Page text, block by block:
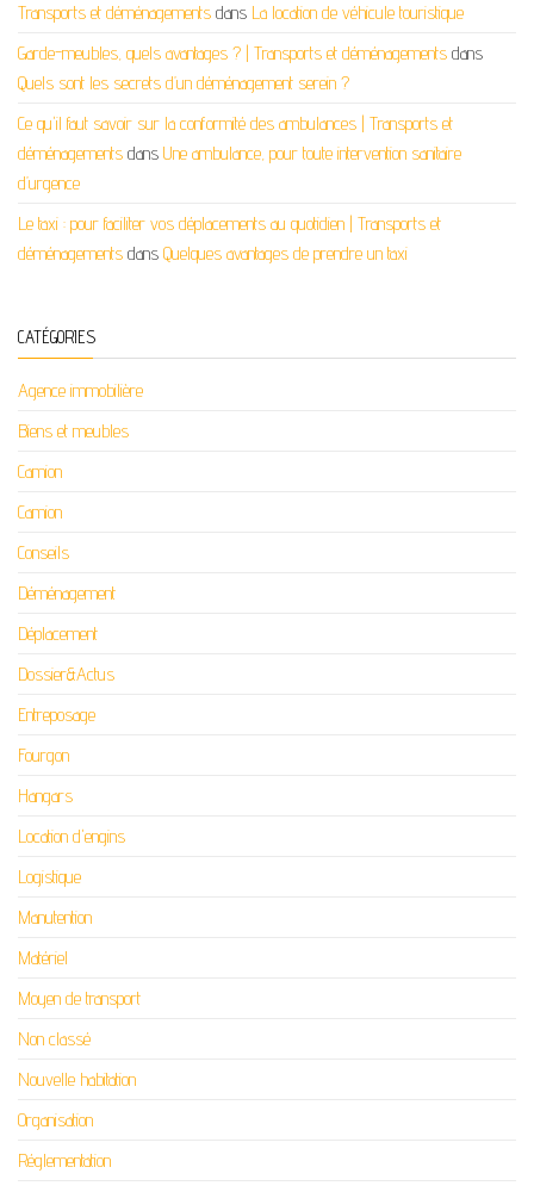
Transports et déménagements dans La location de véhicule touristique
Garde-meubles, quels avantages ? | Transports et déménagements dans
Quels sont les secrets d’un déménagement serein ?
Ce qu'il faut savoir sur la conformité des ambulances | Transports et
déménagements dans Une ambulance, pour toute intervention sanitaire
d’urgence
Le taxi : pour faciliter vos déplacements au quotidien | Transports et
déménagements dans Quelques avantages de prendre un taxi
CATÉGORIES
Agence immobilière
Biens et meubles
Camion
Camion
Conseils
Déménagement
Déplacement
Dossier&Actus
Entreposage
Fourgon
Hangars
Location d'engins
Logistique
Manutention
Matériel
Moyen de transport
Non classé
Nouvelle habitation
Organisation
Réglementation